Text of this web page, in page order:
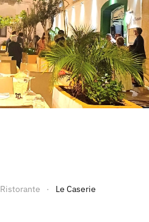
Ristorante Le Caserie